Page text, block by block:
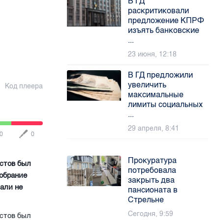
Код плеера
0 0
был
не
был
раскритиковали
предложение КПРФ
изъять банковские
...
23 июня, 12:18
В ГД предложили
увеличить
максимальные
лимиты социальных
...
29 апреля, 8:41
Прокуратура
потребовала
закрыть два
пансионата в
Стрельне
Сегодня, 9:59